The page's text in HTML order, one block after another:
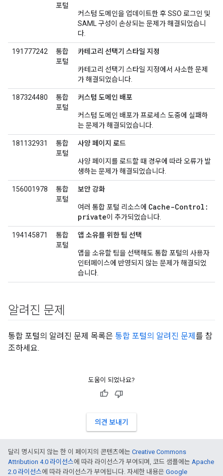
포털
커스텀 도메인을 업데이트한 후 SSO 로그인 및
SAML 구성이 손상되는 문제가 해결되었습니
다.
191777242
통합
포털
카테고리 선택기 스타일 지정
카테고리 선택기 스타일 지정에서 사소한 문제
가 해결되었습니다.
187324480
통합
포털
커스텀 도메인 배포
커스텀 도메인 배포가 프로세스 도중에 실패하
는 문제가 해결되었습니다.
181132931
통합
포털
사양 페이지 로드
사양 페이지를 로드할 때 경우에 따라 오류가 발
생하는 문제가 해결되었습니다.
156001978
통합
포털
보안 강화
여러 통합 포털 리소스에 Cache-Control:
private이 추가되었습니다.
194145871
통합
포털
앱 소유를 위한 팀 선택
앱을 소유할 팀을 선택해도 통합 포털의 사용자
인터페이스에 반영되지 않는 문제가 해결되었
습니다.
알려진 문제
통합 포털의 알려진 문제 목록은 통합 포털의 알려진 문제 를 참
조하세요.
도움이 되었나요?
의견 보내기
달리 명시되지 않는 한 이 페이지의 콘텐츠에는 Creative Commons
Attribution 4.0 라이선스에 따라 라이선스가 부여되며, 코드 샘플에는 Apache
2.0 라이선스에 따라 라이선스가 부여됩니다. 자세한 내용은 Google